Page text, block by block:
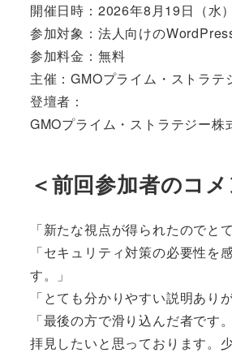
開催日時：2026年8月19日（水
参加対象：法人向けの
参加料金：無料
主催：GMOプライム・ストラテ
登壇者：
GMOプライム・ストラテジー
＜前回参加者のコ
「新たな視点が得られたのでと
「セキュリティ対策の必要性
す。」
「とても分かりやすい説明あり
「最後の方で滑り込んだ者で
拝見したいと思っております。